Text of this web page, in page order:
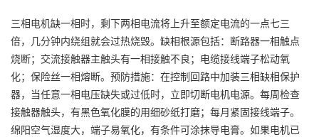
三相电机缺一相时，剩下两相电流将上升至额定电流的一点七三
倍，几分钟内绕组就会过热烧毁。缺相根源包括：断路器一相触点
烧断；交流接触器主触头有一相接触不良；电缆接线端子松动氧
化；保险丝一相熔断。预防措施：在控制回路中加装三相缺相保护
器，当任意一相电压缺失或过低时，立即切断电机电源。每周检查
接触器触头，有黑色氧化膜的用细砂纸打磨；每月紧固接线端子。
绵阳空气湿度大，端子易氧化，有条件可涂抹导电膏。如果电机已